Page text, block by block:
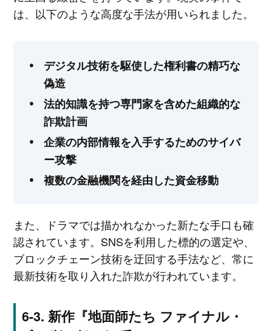
は、以下のような高度な手法が用いられました。
デジタル技術を駆使した権利書の精巧な
偽造
法的知識を持つ専門家を含めた組織的な
詐欺計画
企業の内部情報を入手するためのサイバ
ー攻撃
複数の金融機関を経由した資金移動
また、ドラマでは描かれなかった新たな手口も確
認されています。SNSを利用した標的の選定や、
ブロックチェーン技術を迂回する手法など、常に
最新技術を取り入れた詐欺が行われています。
新作『地面師たち ファイナル・